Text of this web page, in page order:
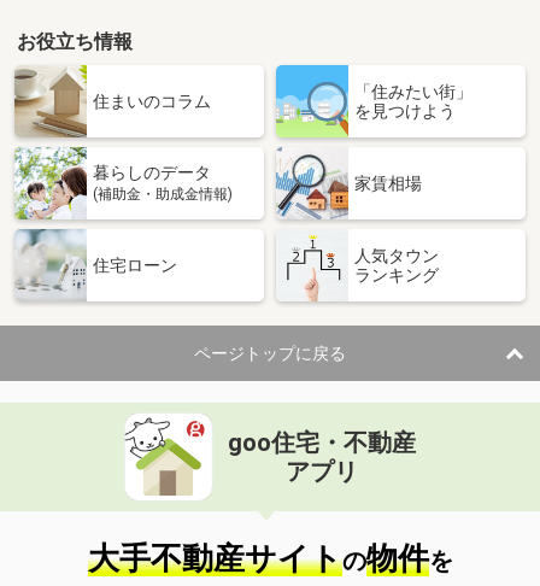
お役立ち情報
住まいのコラム
「住みたい街」
を見つけよう
暮らしのデータ
(補助金・助成金情報)
家賃相場
住宅ローン
人気タウン
ランキング
ページトップに戻る
goo住宅・不動産
アプリ
大手不動産サイトの物件を